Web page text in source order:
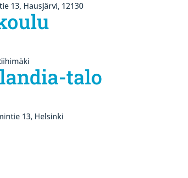
13, Hausjärvi, 12130
talo
13, Helsinki